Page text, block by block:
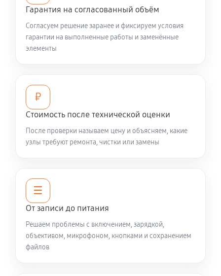
Гарантия на согласованный объём
Согласуем решение заранее и фиксируем условия
гарантии на выполненные работы и заменённые
элементы
₽
Стоимость после технической оценки
После проверки называем цену и объясняем, какие
узлы требуют ремонта, чистки или замены
☰
От записи до питания
Решаем проблемы с включением, зарядкой,
объективом, микрофоном, кнопками и сохранением
файлов